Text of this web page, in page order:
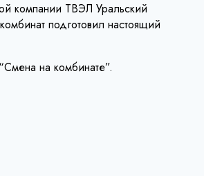
компании ТВЭЛ Уральский
подготовил настоящий
на комбинате”.